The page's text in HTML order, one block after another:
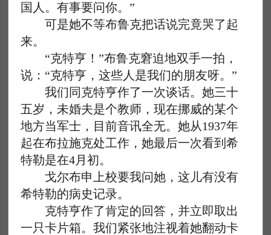
国人。有事要问你。”
可是她不等布鲁克把话说完竟哭了起
来。
“克特亨！”布鲁克窘迫地双手一拍，
说：“克特亨，这些人是我们的朋友呀。”
我们同克特亨作了一次谈话。她三十
五岁，未婚夫是个教师，现在挪威的某个
地方当军士，目前音讯全无。她从1937年
起在布拉施克处工作，她最后一次看到希
特勒是在4月初。
戈尔布申上校要我问她，这儿有没有
希特勒的病史记录。
克特亨作了肯定的回答，并立即取出
一只卡片箱。我们紧张地注视着她翻动卡